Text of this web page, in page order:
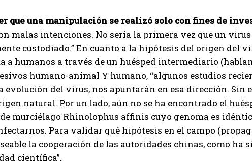
que una manipulación se realizó solo con fines de
malas intenciones. No sería la primera vez que un
custodiado.” En cuanto a la hipótesis del origen del
a humanos a través de un huésped intermediario
humano-animal Y humano, “algunos estudios
del virus, nos apuntarán en esa dirección. Sin
natural. Por un lado, aún no se ha encontrado el
murciélago Rhinolophus affinis cuyo genoma es
Para validar qué hipótesis en el campo
la cooperación de las autoridades chinas, como
científica”.